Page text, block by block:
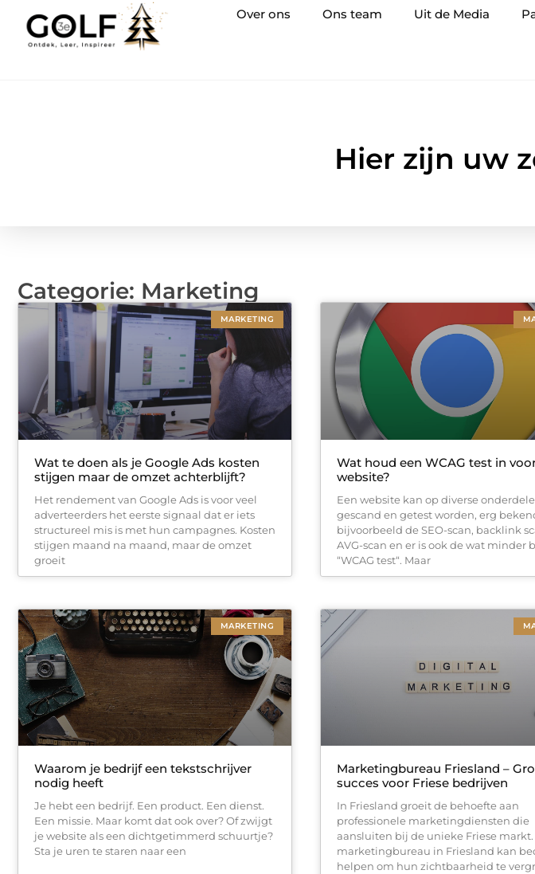
Over ons Ons team Uit de Media
Hier zijn uw
Categorie: Marketing
MARKETING
Wat te doen als je Google Ads kosten
stijgen maar de omzet achterblijft?
Het rendement van Google Ads is voor veel
adverteerders het eerste signaal dat er iets
structureel mis is met hun campagnes. Kosten
stijgen maand na maand, maar de omzet
groeit
Wat houd een WCAG test in
website?
Een website kan op diverse
gescand en getest worden, erg
bijvoorbeeld de SEO-scan, backlink
AVG-scan en er is ook de wat minder
“WCAG test“. Maar
MARKETING
Waarom je bedrijf een tekstschrijver
nodig heeft
Je hebt een bedrijf. Een product. Een dienst.
Een missie. Maar komt dat ook over? Of zwijgt
je website als een dichtgetimmerd schuurtje?
Sta je uren te staren naar een
Marketingbureau Friesland –
succes voor Friese bedrijven
In Friesland groeit de behoefte aan
professionele marketingdiensten die
aansluiten bij de unieke Friese markt.
marketingbureau in Friesland kan
helpen om hun zichtbaarheid te